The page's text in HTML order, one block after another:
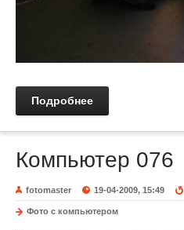
Подробнее
Компьютер 076
fotomaster 19-04-2009, 15:49
Фото с компьютером